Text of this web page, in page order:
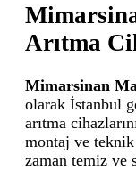
Arıtma
Mimarsinan
olarak İstanbul
arıtma
montaj ve
zaman temiz ve